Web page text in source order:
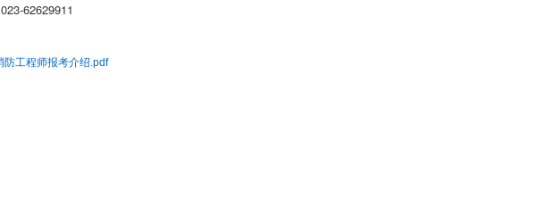
62629911
防工程师报考介绍.pdf